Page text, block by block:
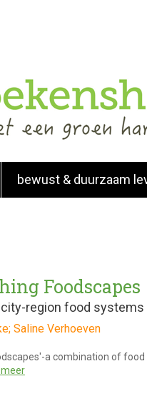
bewust & duurzaam
Foodscapes
region food systems
Saline Verhoeven
a combination of